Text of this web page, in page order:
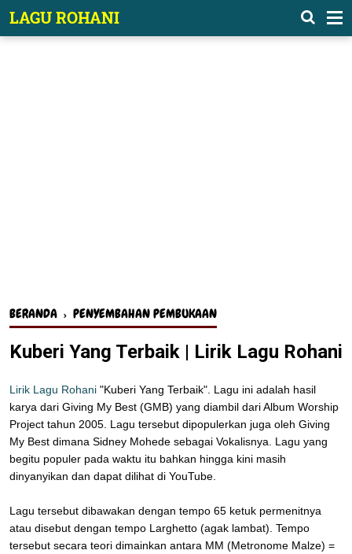
LAGU ROHANI
BERANDA › PENYEMBAHAN PEMBUKAAN
Kuberi Yang Terbaik | Lirik Lagu Rohani
Lirik Lagu Rohani "Kuberi Yang Terbaik". Lagu ini adalah hasil
karya dari Giving My Best (GMB) yang diambil dari Album Worship
Project tahun 2005. Lagu tersebut dipopulerkan juga oleh Giving
My Best dimana Sidney Mohede sebagai Vokalisnya. Lagu yang
begitu populer pada waktu itu bahkan hingga kini masih
dinyanyikan dan dapat dilihat di YouTube.
Lagu tersebut dibawakan dengan tempo 65 ketuk permenitnya
atau disebut dengan tempo Larghetto (agak lambat). Tempo
tersebut secara teori dimainkan antara MM (Metronome Malze) =